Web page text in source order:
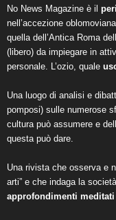
No News Magazine è il
nell’accezione
quella dell’Antica Roma
(libero) da impiegare in
personale. L’ozio, quale
Una luogo di analisi e
pomposi) sulle numerose
cultura può assumere e
questa può dare.
Una rivista che osserva e
arti” e che indaga la
approfondimenti